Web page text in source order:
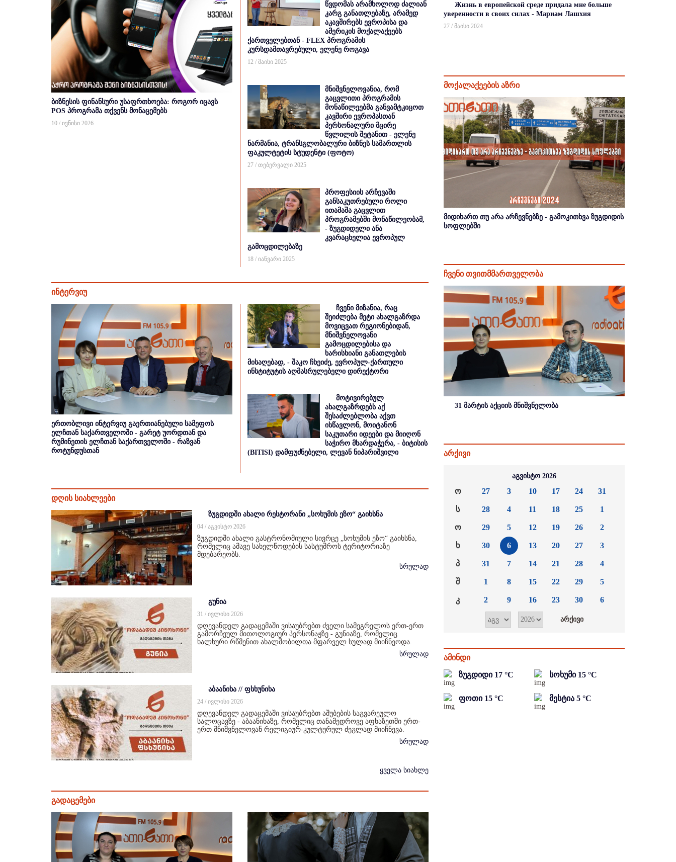
ბიზნესის ფინანსური უსაფრთხოება: როგორ იცავს
POS პროგრამა თქვენს მონაცემებს
10 / ივნისი 2026
წვდომას არამხოლოდ ძალიან
კარგ განათლებაზე, არამედ
აკავშირებს ევროპისა და
ამერიკის მოქალაქეებს
ქართველებთან - FLEX პროგრამის
კურსდამთავრებული, ელენე როგავა
12 / მაისი 2025
მნიშვნელოვანია, რომ
გაცვლითი პროგრამის
მონაწილეებმა განვამტკიცოთ
კავშირი ევროპასთან
პერსონალური მცირე
წვლილის შეტანით - ელენე
ნარმანია, ტრანსგლობალური ბიზნეს სამართლის
ფაკულტეტის სტუდენტი (ფოტო)
27 / თებერვალი 2025
პროფესიის არჩევაში
განსაკუთრებული როლი
ითამაშა გაცვლით
პროგრამებში მონაწილეობამ,
- ზუგდიდელი ანა
კვარაცხელია ევროპულ
გამოცდილებაზე
18 / იანვარი 2025
ინტერვიუ
ერთობლივი ინტერვიუ გაერთიანებული სამეფოს
ელჩთან საქართველოში - გარეტ უორდთან და
რუმინეთის ელჩთან საქართველოში - რაზვან
როტუნდუსთან
ჩვენი მიზანია, რაც
შეიძლება მეტი ახალგაზრდა
მოვიცვათ რეგიონებიდან,
მნიშვნელოვანი
გამოცდილებისა და
ხარისხიანი განათლების
მისაღებად, - შაკო ჩხეიძე, ევროპულ-ქართული
ინსტიტუტის აღმასრულებელი დირექტორი
მოტივირებულ
ახალგაზრდებს აქ
შესაძლებლობა აქვთ
ისწავლონ, მოიტანონ
საკუთარი იდეები და მიიღონ
საჭირო მხარდაჭერა, - ბიტისის
(BITISI) დამფუძნებელი, ლევან ნიპარიშვილი
დღის სიახლეები
ზუგდიდში ახალი რესტორანი „სოხუმის ეზო“ გაიხსნა
04 / აგვისტო 2026
ზუგდიდში ახალი გასტრონომიული სივრცე „სოხუმის ეზო“ გაიხსნა,
რომელიც ამავე სახელწოდების სასტუმროს ტერიტორიაზე
მდებარეობს.
სრულად
გუნია
31 / ივლისი 2026
დღევანდელ გადაცემაში ვისაუბრებთ ძველი სამეგრელოს ერთ-ერთ
გამორჩეულ მითოლოგიურ პერსონაჟზე - გუნიაზე, რომელიც
ხალხური რწმენით ახალშობილთა მფარველ სულად მიიჩნეოდა.
სრულად
აბაანიხა // ფსხუნიხა
24 / ივლისი 2026
დღევანდელ გადაცემაში ვისაუბრებთ აშუბების საგვარეულო
სალოცავზე - აბაანიხაზე, რომელიც თანამედროვე აფხაზეთში ერთ-
ერთ მნიშვნელოვან რელიგიურ-კულტურულ ძეგლად მიიჩნევა.
სრულად
ყველა სიახლე
გადაცემები
Жизнь в европейской среде придала мне больше
уверенности в своих силах - Мариам Лашхия
27 / მაისი 2024
მოქალაქეების აზრი
მიდიხართ თუ არა არჩევნებზე - გამოკითხვა ზუგდიდის
სოფლებში
ჩვენი თვითმმართველობა
31 მარტის აქციის მნიშვნელობა
არქივი
აგვისტო 2026
ო
ს
ო
ხ
პ
შ
კ
27
28
29
30
31
1
2
3
4
5
6
7
8
9
10
11
12
13
14
15
16
17
18
19
20
21
22
23
24
25
26
27
28
29
30
31
1
2
3
4
5
6
ამინდი
ზუგდიდი 17 °C სოხუმი 15 °C
ფოთი 15 °C მესტია 5 °C